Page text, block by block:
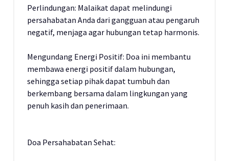
Perlindungan: Malaikat dapat melindungi
persahabatan Anda dari gangguan atau pengaruh
negatif, menjaga agar hubungan tetap harmonis.
Mengundang Energi Positif: Doa ini membantu
membawa energi positif dalam hubungan,
sehingga setiap pihak dapat tumbuh dan
berkembang bersama dalam lingkungan yang
penuh kasih dan penerimaan.
Doa Persahabatan Sehat: